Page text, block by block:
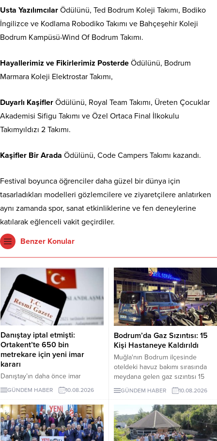
Usta Yazılımcılar Ödülünü, Ted Bodrum Koleji Takımı, Bodiko
İngilizce ve Kodlama Robodiko Takımı ve Bahçeşehir Koleji
Bodrum Kampüsü-Wind Of Bodrum Takımı.
Hayallerimiz ve Fikirlerimiz Posterde Ödülünü, Bodrum
Marmara Koleji Elektrostar Takımı,
Duyarlı Kaşifler Ödülünü, Royal Team Takımı, Üreten Çocuklar
Akademisi Sifigu Takımı ve Özel Ortaca Final İlkokulu
Takımyıldızı 2 Takımı.
Kaşifler Bir Arada Ödülünü, Code Campers Takımı kazandı.
Festival boyunca öğrenciler daha güzel bir dünya için
tasarladıkları modelleri gözlemcilere ve ziyaretçilere anlatırken
aynı zamanda spor, sanat etkinliklerine ve fen deneylerine
katılarak eğlenceli vakit geçirdiler.
Benzer Konular
Danıştay iptal etmişti:
Ortakent’te 650 bin
metrekare için yeni imar
kararı
Danıştay’ın daha önce imar
planlarını iptal ettiği Ortakent’te,
Hazineye ait yaklaşık 650 bin
metrekarelik alan için konut,
ticaret, turizm ve özel tesis
kullanımları içeren yeni planlar
onaylandı.
GÜNDEM HABER 10.08.2026
Bodrum’da Gaz Sızıntısı: 15
Kişi Hastaneye Kaldırıldı
Muğla'nın Bodrum ilçesinde
oteldeki havuz bakımı sırasında
meydana gelen gaz sızıntısı 15
kişiyi etkiledi.
GÜNDEM HABER 10.08.2026